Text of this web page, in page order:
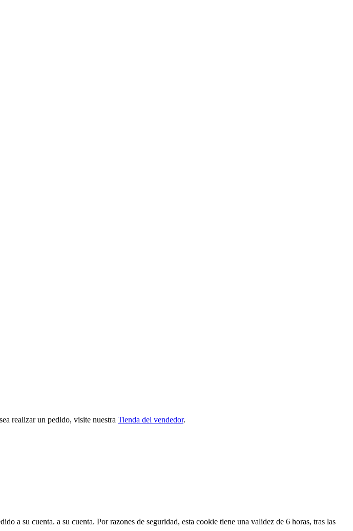
realizar un pedido, visite nuestra Tienda del vendedor.
a su cuenta. a su cuenta. Por razones de seguridad, esta cookie tiene una validez de 6 horas, tras las